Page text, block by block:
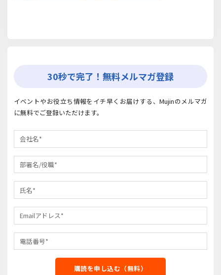
30秒で完了！無料メルマガ登録
イベントやお役立ち情報をイチ早くお届けする、Mujinのメルマガ
に無料でご登録いただけます。
購読を申し込む（無料）